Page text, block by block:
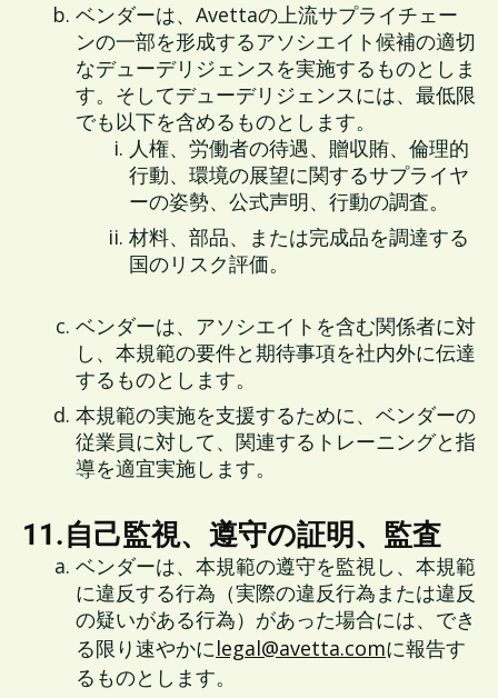
ベンダーは、Avettaの上流サプライチェー
ンの一部を形成するアソシエイト候補の適切
なデューデリジェンスを実施するものとしま
す。そしてデューデリジェンスには、最低限
でも以下を含めるものとします。
人権、労働者の待遇、贈収賄、倫理的
行動、環境の展望に関するサプライヤ
ーの姿勢、公式声明、行動の調査。
材料、部品、または完成品を調達する
国のリスク評価。
ベンダーは、アソシエイトを含む関係者に対
し、本規範の要件と期待事項を社内外に伝達
するものとします。
本規範の実施を支援するために、ベンダーの
従業員に対して、関連するトレーニングと指
導を適宜実施します。
11.自己監視、遵守の証明、監査
ベンダーは、本規範の遵守を監視し、本規範
に違反する行為（実際の違反行為または違反
の疑いがある行為）があった場合には、でき
る限り速やかにlegal@avetta.comに報告す
るものとします。